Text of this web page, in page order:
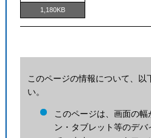
1,180KB
このページの情報について、以
い。
このページは、画面の
ン・タブレット等のデ